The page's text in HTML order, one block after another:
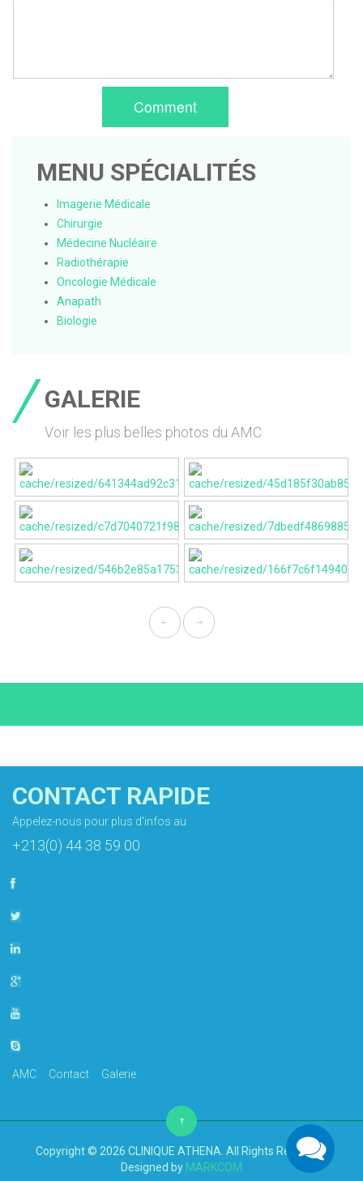
Comment
MENU SPÉCIALITÉS
Imagerie Médicale
Chirurgie
Médecine Nucléaire
Radiothérapie
Oncologie Médicale
Anapath
Biologie
GALERIE
Voir les plus belles photos du AMC
CONTACT RAPIDE
Appelez-nous pour plus d'infos au
+213(0) 44 38 59 00
AMC Contact Galerie
Copyright © 2026 CLINIQUE ATHENA. All Rights Reserved.
Designed by MARKCOM